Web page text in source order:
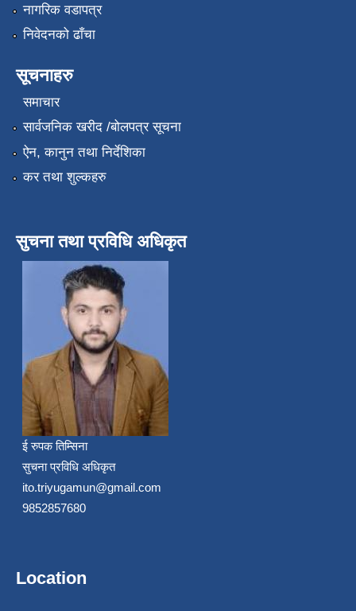
नागरिक वडापत्र
निवेदनको ढाँचा
सूचनाहरु
समाचार
सार्वजनिक खरीद /बोलपत्र सूचना
ऐन, कानुन तथा निर्देशिका
कर तथा शुल्कहरु
सुचना तथा प्रविधि अधिकृत
ई रुपक तिम्सिना
सुचना प्रविधि अधिकृत
ito.triyugamun@gmail.com
9852857680
Location